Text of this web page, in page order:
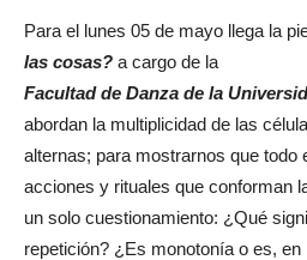
Para el lunes 05 de mayo llega la
las cosas? a cargo de la
Facultad de Danza de la
abordan la multiplicidad de las
alternas; para mostrarnos que todo
acciones y rituales que conforman
un solo cuestionamiento: ¿Qué
repetición? ¿Es monotonía o es, en